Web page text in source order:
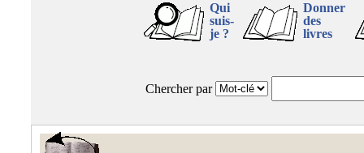
Qui
suis-
je ?
Donner
des
livres
Chercher par